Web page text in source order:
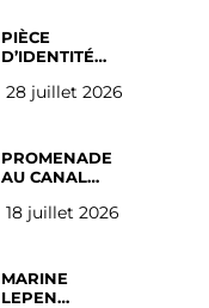
PIÈCE
D’IDENTITÉ
SUR LES
l’avis des
Français
28 juillet 2026
PROMENADE
AU CANAL
(les gauchistes
18 juillet 2026
MARINE
LEPEN